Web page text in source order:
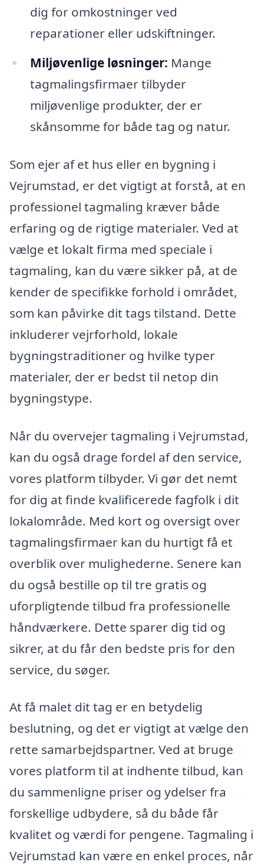
dig for omkostninger ved
reparationer eller udskiftninger.
Miljøvenlige løsninger: Mange
tagmalingsfirmaer tilbyder
miljøvenlige produkter, der er
skånsomme for både tag og natur.
Som ejer af et hus eller en bygning i
Vejrumstad, er det vigtigt at forstå, at en
professionel tagmaling kræver både
erfaring og de rigtige materialer. Ved at
vælge et lokalt firma med speciale i
tagmaling, kan du være sikker på, at de
kender de specifikke forhold i området,
som kan påvirke dit tags tilstand. Dette
inkluderer vejrforhold, lokale
bygningstraditioner og hvilke typer
materialer, der er bedst til netop din
bygningstype.
Når du overvejer tagmaling i Vejrumstad,
kan du også drage fordel af den service,
vores platform tilbyder. Vi gør det nemt
for dig at finde kvalificerede fagfolk i dit
lokalområde. Med kort og oversigt over
tagmalingsfirmaer kan du hurtigt få et
overblik over mulighederne. Senere kan
du også bestille op til tre gratis og
uforpligtende tilbud fra professionelle
håndværkere. Dette sparer dig tid og
sikrer, at du får den bedste pris for den
service, du søger.
At få malet dit tag er en betydelig
beslutning, og det er vigtigt at vælge den
rette samarbejdspartner. Ved at bruge
vores platform til at indhente tilbud, kan
du sammenligne priser og ydelser fra
forskellige udbydere, så du både får
kvalitet og værdi for pengene. Tagmaling i
Vejrumstad kan være en enkel proces, når